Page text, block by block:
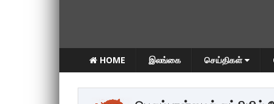
HOME இலங்கை செய்திகள்